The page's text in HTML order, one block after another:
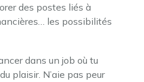
des postes liés à
les possibilités
dans un job où tu
plaisir. N’aie pas peur